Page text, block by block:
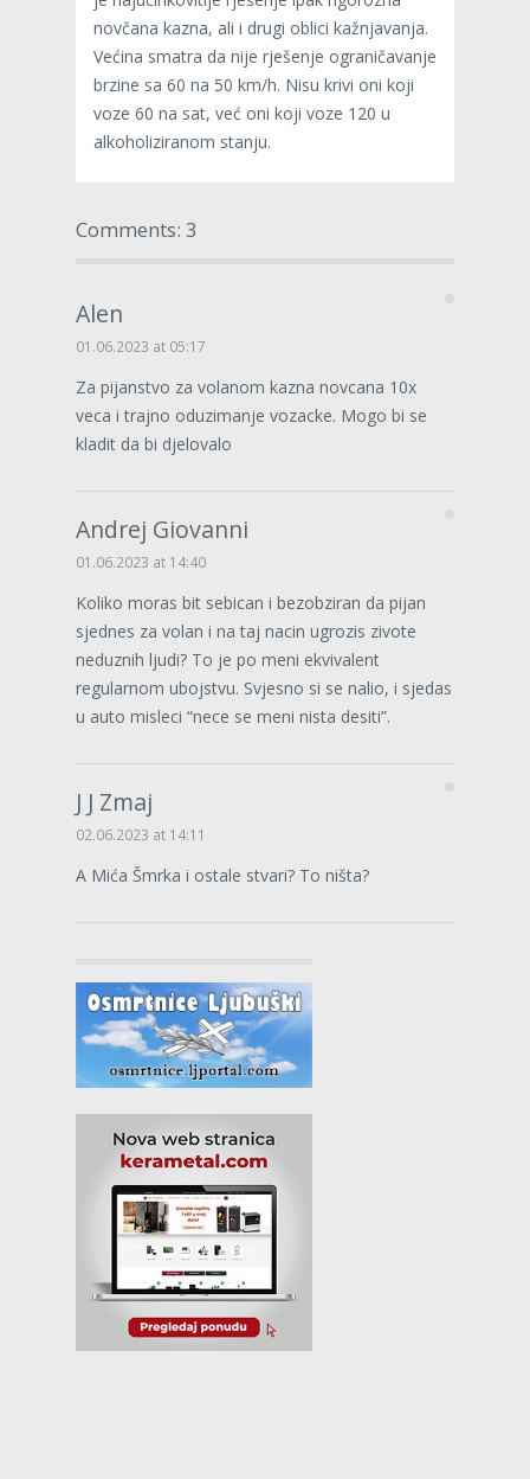
novčana kazna, ali i drugi oblici kažnjavanja.
Većina smatra da nije rješenje ograničavanje
brzine sa 60 na 50 km/h. Nisu krivi oni koji
voze 60 na sat, već oni koji voze 120 u
alkoholiziranom stanju.
Comments: 3
Alen
01.06.2023 at 05:17
Za pijanstvo za volanom kazna novcana 10x
veca i trajno oduzimanje vozacke. Mogo bi se
kladit da bi djelovalo
Andrej Giovanni
01.06.2023 at 14:40
Koliko moras bit sebican i bezobziran da pijan
sjednes za volan i na taj nacin ugrozis zivote
neduznih ljudi? To je po meni ekvivalent
regularnom ubojstvu. Svjesno si se nalio, i sjedas
u auto misleci “nece se meni nista desiti”.
J J Zmaj
02.06.2023 at 14:11
A Mića Šmrka i ostale stvari? To ništa?